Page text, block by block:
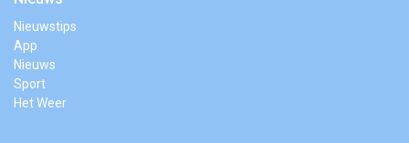
Nieuwstips
App
Nieuws
Sport
Het Weer